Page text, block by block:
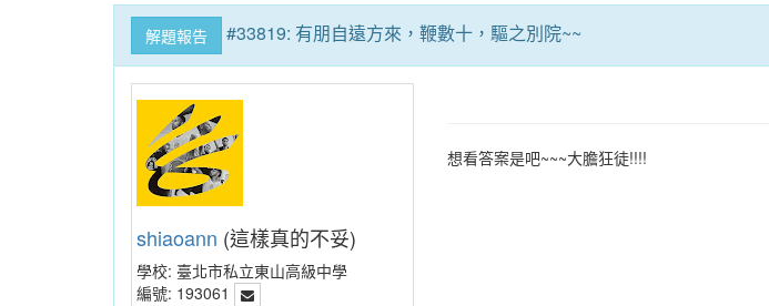
解題報告 #33819: 有朋自遠方來，鞭數十，驅之別院~~
shiaoann (這樣真的不妥)
學校: 臺北市私立東山高級中學
編號: 193061
想看答案是吧~~~大膽狂徒!!!!